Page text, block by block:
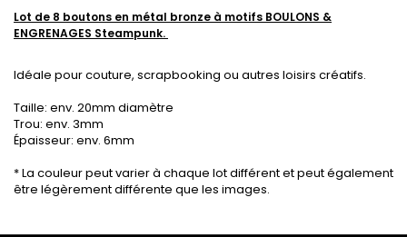
Lot de 8 boutons en métal bronze à motifs BOULONS &
ENGRENAGES Steampunk.
Idéale pour couture, scrapbooking ou autres loisirs créatifs.
Taille: env. 20mm diamètre
Trou: env. 3mm
Épaisseur: env. 6mm
* La couleur peut varier à chaque lot différent et peut également
être légèrement différente que les images.